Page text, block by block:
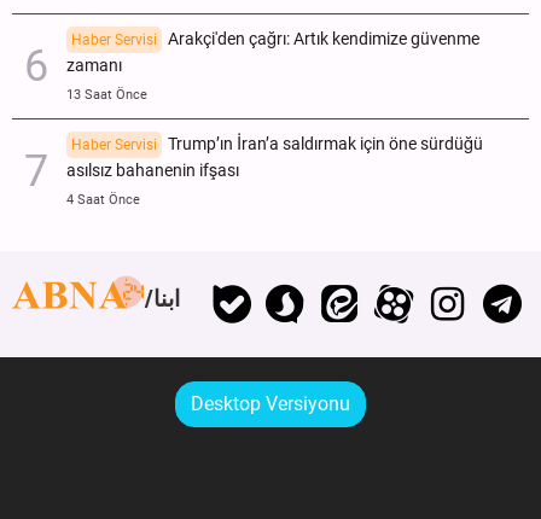
Haber Servisi
Arakçi'den çağrı: Artık kendimize güvenme
zamanı
13 Saat Önce
Haber Servisi
Trump’ın İran’a saldırmak için öne sürdüğü
asılsız bahanenin ifşası
4 Saat Önce
ابنا
Desktop Versiyonu